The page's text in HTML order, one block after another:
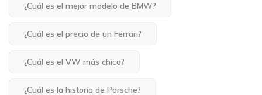
¿Cuál es el mejor modelo de BMW?
¿Cuál es el precio de un Ferrari?
¿Cuál es el VW más chico?
¿Cuál es la historia de Porsche?